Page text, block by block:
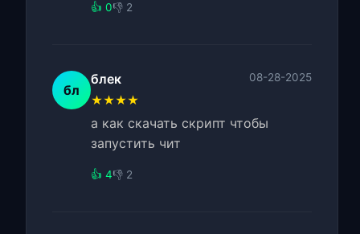
👍 0👎 2
бл
блек 08-28-2025
★★★★
а как скачать скрипт чтобы
запустить чит
👍 4👎 2